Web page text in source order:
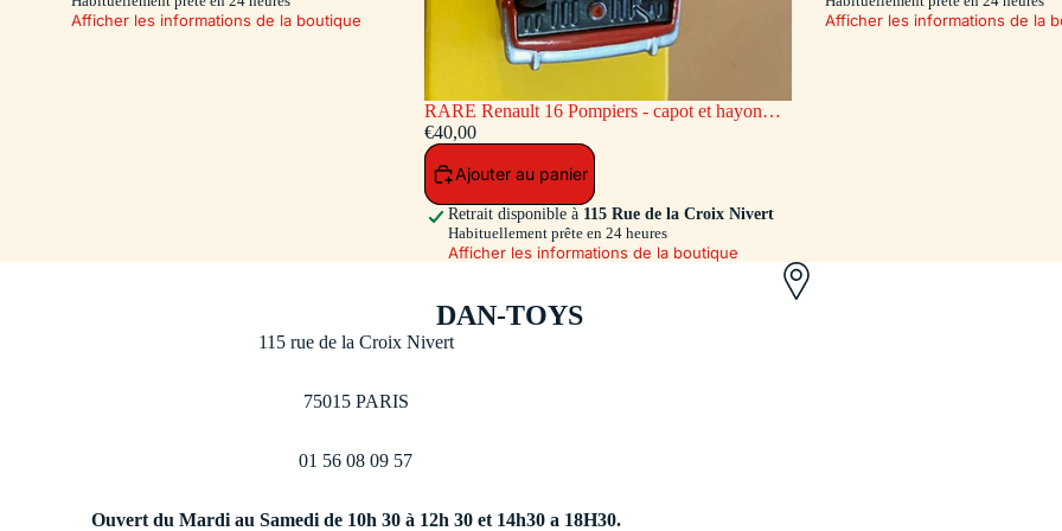
Afficher les informations de la boutique
RARE Renault 16 Pompiers - capot et hayon
ouvrants - siège AR coulissant (Exclusivité Dan-
Toys 500 Ex.)
€40,00
Ajouter au panier
Retrait disponible à 115 Rue de la Croix Nivert
Habituellement prête en 24 heures
Afficher les informations de la boutique
Afficher les informations de la
DAN-TOYS
115 rue de la Croix Nivert
75015 PARIS
01 56 08 09 57
Ouvert du Mardi au Samedi de 10h 30 à 12h 30 et 14h30 a 18H30.